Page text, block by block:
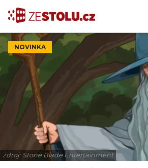
NOVINKA
zdroj: Stone Blade Entertainment